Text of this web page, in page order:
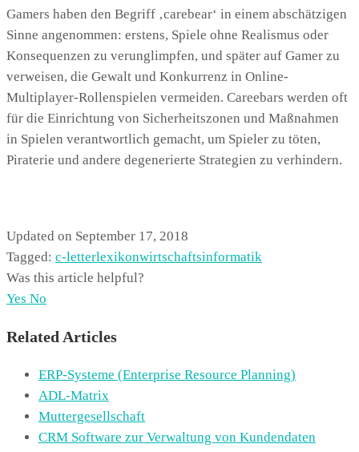
Gamers haben den Begriff ‚carebear‘ in einem abschätzigen
Sinne angenommen: erstens, Spiele ohne Realismus oder
Konsequenzen zu verunglimpfen, und später auf Gamer zu
verweisen, die Gewalt und Konkurrenz in Online-
Multiplayer-Rollenspielen vermeiden. Careebars werden oft
für die Einrichtung von Sicherheitszonen und Maßnahmen
in Spielen verantwortlich gemacht, um Spieler zu töten,
Piraterie und andere degenerierte Strategien zu verhindern.
Updated on September 17, 2018
Tagged: c-letterlexikonwirtschaftsinformatik
Was this article helpful?
Yes No
Related Articles
ERP-Systeme (Enterprise Resource Planning)
ADL-Matrix
Muttergesellschaft
CRM Software zur Verwaltung von Kundendaten